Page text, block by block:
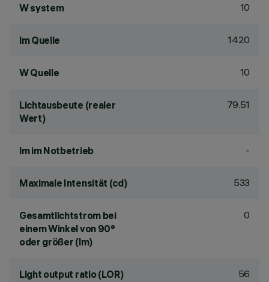
W system 10
lm Quelle 1420
W Quelle 10
Lichtausbeute (realer
Wert)
79.51
lm im Notbetrieb -
Maximale Intensität (cd) 533
Gesamtlichtstrom bei
einem Winkel von 90°
oder größer (lm)
0
Light output ratio (LOR) 56